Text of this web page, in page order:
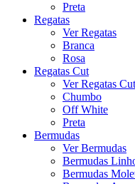
Preta
Regatas
Ver Regatas
Branca
Rosa
Regatas Cut
Ver Regatas Cut
Chumbo
Off White
Preta
Bermudas
Ver Bermudas
Bermudas
Bermudas